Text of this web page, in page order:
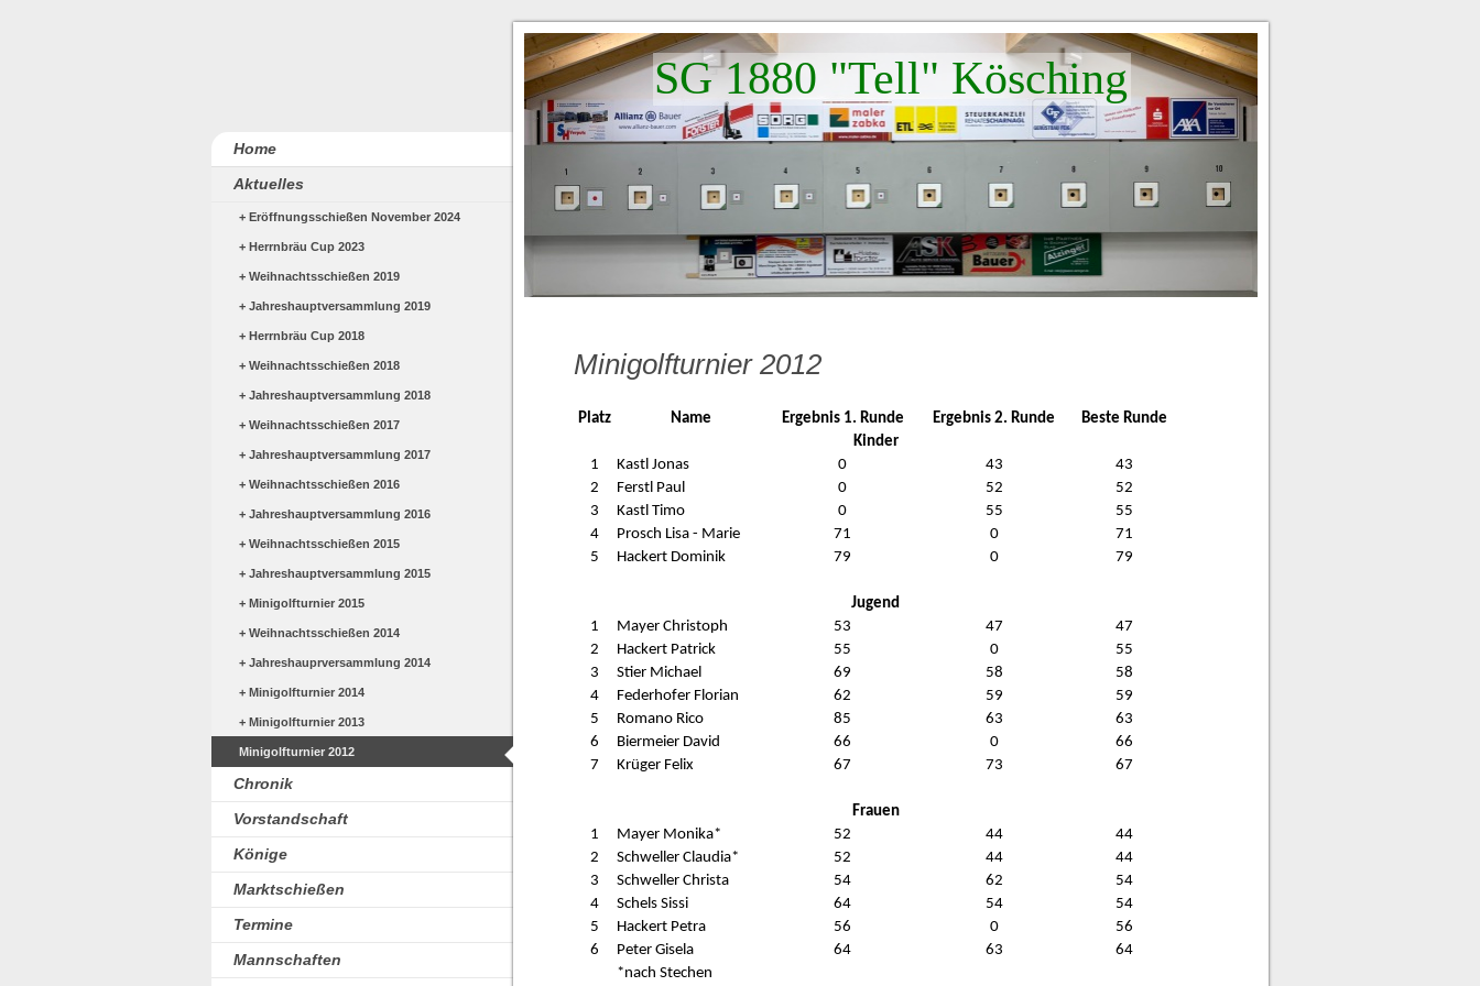
SG 1880 "Tell" Kösching
Minigolfturnier 2012
Platz Name Ergebnis 1. Runde Ergebnis 2. Runde
Beste Runde
Kinder
1
Kastl Jonas 0 43
43
2
Ferstl Paul 0 52
52
3
Kastl Timo 0 55
55
4
Prosch Lisa - Marie 71 0
71
5
Hackert Dominik 79 0 79
Jugend
1
Mayer Christoph 53 47
47
2
Hackert Patrick 55 0
55
3
Stier Michael 69 58
58
4
Federhofer Florian 62 59
59
5
Romano Rico 85 63
63
6
Biermeier David 66 0
66
7
Krüger Felix 67 73 67
Frauen
1
Mayer Monika* 52 44
44
2
Schweller Claudia* 52 44
44
3
Schweller Christa 54 62
54
4
Schels Sissi 64 54
54
5
Hackert Petra 56 0
56
6
Peter Gisela 64 63
64
*nach Stechen
Home
Aktuelles
Eröffnungsschießen November 2024
Herrnbräu Cup 2023
Weihnachtsschießen 2019
Jahreshauptversammlung 2019
Herrnbräu Cup 2018
Weihnachtsschießen 2018
Jahreshauptversammlung 2018
Weihnachtsschießen 2017
Jahreshauptversammlung 2017
Weihnachtsschießen 2016
Jahreshauptversammlung 2016
Weihnachtsschießen 2015
Jahreshauptversammlung 2015
Minigolfturnier 2015
Weihnachtsschießen 2014
Jahreshauprversammlung 2014
Minigolfturnier 2014
Minigolfturnier 2013
Minigolfturnier 2012
Chronik
Vorstandschaft
Könige
Marktschießen
Termine
Mannschaften